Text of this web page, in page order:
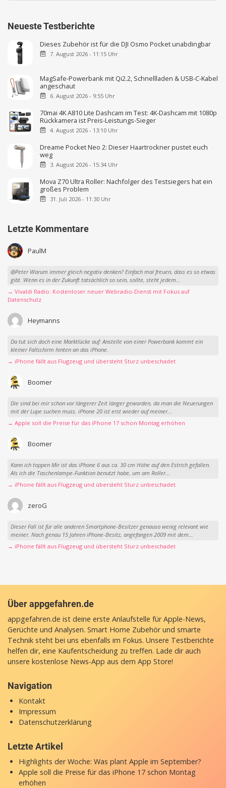
Neueste Testberichte
Dieses Zubehör ist für die DJI Osmo Pocket unabdingbar
7. August 2026 - 11:15 Uhr
MagSafe-Powerbank mit Qi2.2, Schnellladen & USB-C-Kabel
angeschaut
6. August 2026 - 9:55 Uhr
70mai 4K A810 Lite Dashcam im Test: 4K-Dashcam mit 1080p
Rückkamera ist Preis-Leistungs-Sieger
4. August 2026 - 13:10 Uhr
Dreame Pocket Neo 2: Dieser Haartrockner pustet euch
weg
3. August 2026 - 15:34 Uhr
Mova Z70 Ultra Roller: Nachfolger des Testsiegers hat ein
großes Problem
31. Juli 2026 - 11:30 Uhr
Letzte Kommentare
PaulM
@Peter Warum immer gleich negativ denken? Einfach mal freuen, dass es so etwas
gibt. Wenn es in der Zukunft tatsächlich so sein, sollte, steht jedem...
→ Vivaldi Radio: Kostenloser neuer Webradio-Dienst mit Fokus auf
Datenschutz
Heymanns
Da tut sich doch eine Marktlücke auf: Anstelle von einer Powerbank kommt ein
kleiner Fallschirm hinten an das iPhone.
→ iPhone fällt aus Flugzeug und übersteht Sturz unbeschadet
Boomer
Die sind bei mir schon vor längerer Zeit länger geworden, da man die Neuerungen
mit der Lupe suchen muss. iPhone 20 ist erst wieder auf meiner...
→ Apple soll die Preise für das iPhone 17 schon Montag erhöhen
Boomer
Kann ich toppen Mir ist das iPhone 6 aus ca. 30 cm Höhe auf den Estrich gefallen.
Als ich die Taschenlampe-Funktion benutzt habe, um am Roller...
→ iPhone fällt aus Flugzeug und übersteht Sturz unbeschadet
zeroG
Dieser Fall ist für alle anderen Smartphone-Besitzer genauso wenig relevant wie
meiner. Nach genau 15 Jahren iPhone-Besitz, angefangen 2009 mit dem...
→ iPhone fällt aus Flugzeug und übersteht Sturz unbeschadet
Über appgefahren.de
appgefahren.de ist deine erste Anlaufstelle für Apple-News,
Gerüchte und Analysen. Smart Home Zubehör und smarte
Technik steht bei uns ebenfalls im Fokus. Unsere Testberichte
helfen dir, eine Kaufentscheidung zu treffen. Lade dir auch
unsere kostenlose News-App aus dem App Store!
Navigation
Kontakt
Impressum
Datenschutzerklärung
Letzte Artikel
Highlights der Woche: Was plant Apple im September?
Apple soll die Preise für das iPhone 17 schon Montag
erhöhen